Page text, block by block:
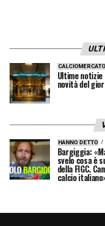
CALCIOMERCATO
Ultime
novità del
HANNO DETTO
Bargiggia:
svelo cosa è
della FIGC.
calcio